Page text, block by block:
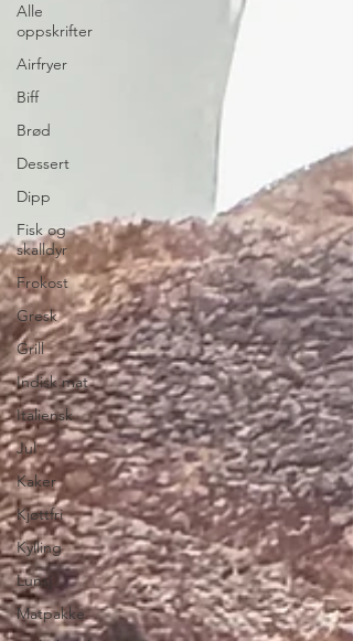
Alle
oppskrifter
Airfryer
Biff
Brød
Dessert
Dipp
Fisk og
skalldyr
Frokost
Gresk
Grill
Indisk mat
Italiensk
Jul
Kaker
Kjøttfri
Kylling
Lunsj
Matpakke